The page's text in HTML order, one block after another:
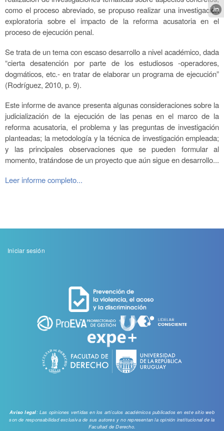
como el proceso abreviado, se propuso realizar una investigación
exploratoria sobre el impacto de la reforma acusatoria en el
proceso de ejecución penal.
Se trata de un tema con escaso desarrollo a nivel académico, dada
“cierta desatención por parte de los estudiosos -operadores,
dogmáticos, etc.- en tratar de elaborar un programa de ejecución”
(Rodríguez, 2010, p. 9).
Este informe de avance presenta algunas consideraciones sobre la
judicialización de la ejecución de las penas en el marco de la
reforma acusatoria, el problema y las preguntas de investigación
planteadas; la metodología y la técnica de investigación empleada;
y las principales observaciones que se pueden formular al
momento, tratándose de un proyecto que aún sigue en desarrollo...
Leer informe completo...
Menu
Iniciar sesión
Aviso legal: Las opiniones vertidas en los artículos académicos publicados en este sitio web
son de responsabilidad exclusiva de sus autores y no representan la opinión institucional de la
Facultad de Derecho.